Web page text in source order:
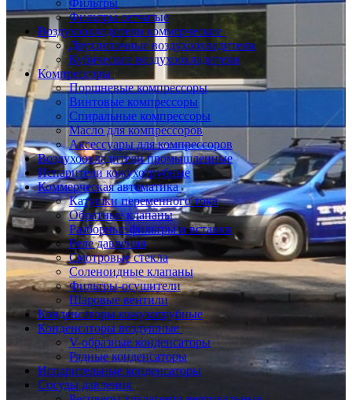
Фильтры
Фильтры сетчатые
Воздухоохладители коммерческие
Двухпоточные воздухоохладители
Кубические воздухоохладители
Компрессоры
Поршневые компрессоры
Винтовые компрессоры
Спиральные компрессоры
Масло для компрессоров
Аксессуары для компрессоров
Воздухоохладители промышленные
Испарители кожухотрубные
Коммерческая автоматика
Катушки переменного тока
Обратные клапаны
Разборные фильтры и вставки
Реле давления
Смотровые стекла
Соленоидные клапаны
Фильтры-осушители
Шаровые вентили
Конденсаторы кожухотрубные
Конденсаторы воздушные
V-образные конденсаторы
Рядные конденсаторы
Испарительные конденсаторы
Сосуды давления